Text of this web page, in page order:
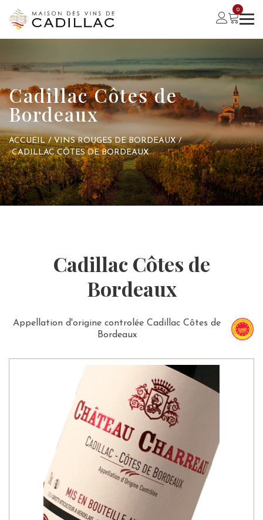
0
Cadillac Côtes de
Bordeaux
ACCUEIL / VINS ROUGES DE BORDEAUX /
CADILLAC CÔTES DE BORDEAUX
Cadillac Côtes de
Bordeaux
Appellation d'origine controlée Cadillac Côtes de
Bordeaux